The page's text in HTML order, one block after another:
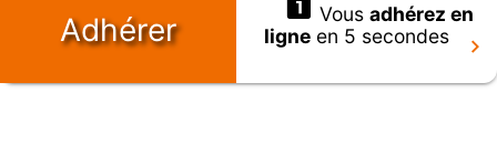
Adhérer Vousadhérez en
ligneen 5 secondes